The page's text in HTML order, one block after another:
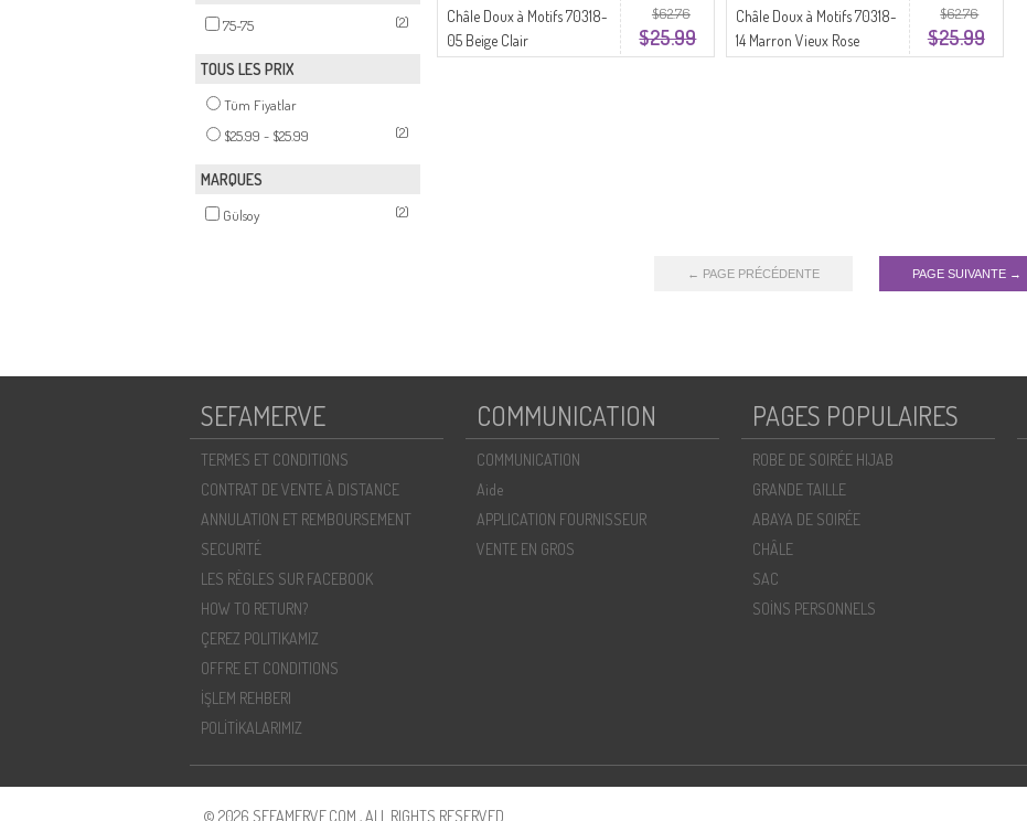
75-75 (2)
TOUS LES PRIX
Tüm Fiyatlar
$25.99 - $25.99
(2)
MARQUES
Gülsoy (2)
$62.76
$25.99
Châle Doux à Motifs 70318-
05 Beige Clair
$62.76
$25.99
Châle Doux à Motifs 70318-
14 Marron Vieux Rose
← PAGE PRÉCÉDENTE PAGE SUIVANTE →
SEFAMERVE
TERMES ET CONDITIONS
CONTRAT DE VENTE À DISTANCE
ANNULATION ET REMBOURSEMENT
SECURITÉ
LES RÈGLES SUR FACEBOOK
HOW TO RETURN?
ÇEREZ POLITIKAMIZ
OFFRE ET CONDITIONS
İŞLEM REHBERI
POLİTİKALARIMIZ
COMMUNICATION
COMMUNICATION
Aide
APPLICATION FOURNISSEUR
VENTE EN GROS
PAGES POPULAIRES
ROBE DE SOIRÉE HIJAB
GRANDE TAILLE
ABAYA DE SOIRÉE
CHÂLE
SAC
SOİNS PERSONNELS
© 2026 SEFAMERVE.COM , ALL RIGHTS RESERVED.